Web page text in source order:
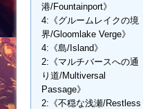
港/Fountainport》
4:《グルームレイクの境
界/Gloomlake Verge》
4:《島/Island》
2:《マルチバースへの通
り道/Multiversal
Passage》
2:《不穏な浅瀬/Restless